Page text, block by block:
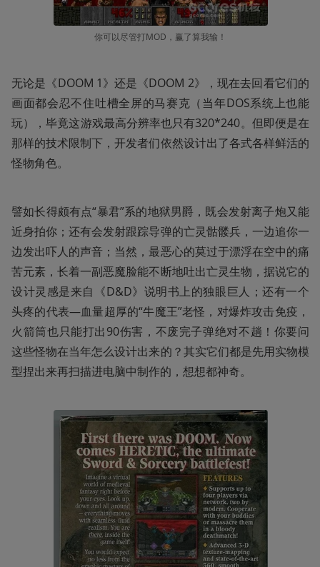
你可以尽管打MOD，赢了算我输！
无论是《DOOM 1》还是《DOOM 2》，现在去回看它们的
画面都会忍不住吐槽全屏的马赛克（当年DOS系统上也能
玩），毕竟这游戏最高分辨率也只有320*240。但即便是在
那样的技术限制下，开发者们依然设计出了各式各样鲜活的
怪物角色。
譬如长得颇有点“暴君”系的地狱男爵，既会发射离子炮又能
近身拍你；还有会发射跟踪导弹的亡灵骷髅兵，一边追你一
边发出吓人的声音；当然，最恶心的莫过于漂浮在空中的痛
苦元素，长着一副恶魔脸能不断地吐出亡灵生物，据说它的
设计灵感是来自《D&D》说明书上的独眼巨人；还有一个
头疼的代表—血量超厚的“牛魔王”老怪，对爆炸攻击免疫，
火箭筒也只能打出90伤害，不废完子弹绝对不趟！你要问
这些怪物在当年怎么设计出来的？其实它们都是先用实物模
型捏出来再扫描进电脑中制作的，想想都神奇。